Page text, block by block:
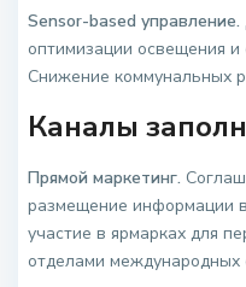
Sensor-based управление.
оптимизации освещения
Снижение коммунальных
Каналы
Прямой маркетинг.
размещение информации
участие в ярмарках для
отделами международных